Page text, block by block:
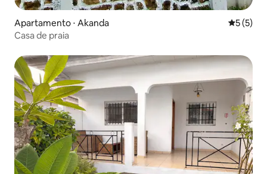
Apartamento ⋅ Akanda 5 de
5 (5)
Casa de praia